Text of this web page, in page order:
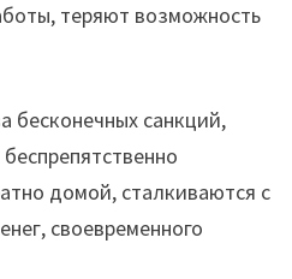
теряют возможность
бесконечных санкций,
домой, сталкиваются с
своевременного